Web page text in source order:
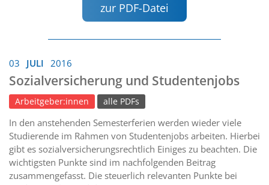
zur PDF-Datei
03 JULI 2016
Sozialversicherung und Studentenjobs
Arbeitgeber:innen alle PDFs
In den anstehenden Semesterferien werden wieder viele
Studierende im Rahmen von Studentenjobs arbeiten. Hierbei
gibt es sozialversicherungsrechtlich Einiges zu beachten. Die
wichtigsten Punkte sind im nachfolgenden Beitrag
zusammengefasst. Die steuerlich relevanten Punkte bei